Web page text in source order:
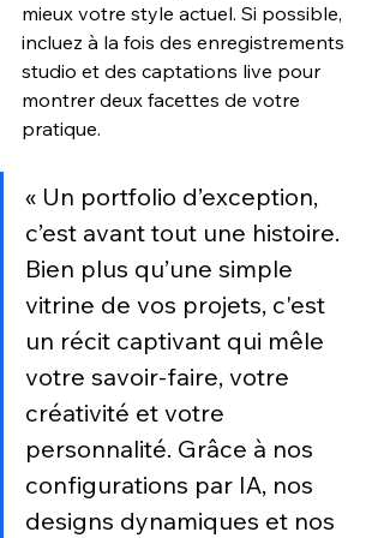
mieux votre style actuel. Si possible,
incluez à la fois des enregistrements
studio et des captations live pour
montrer deux facettes de votre
pratique.
« Un portfolio d’exception,
c’est avant tout une histoire.
Bien plus qu’une simple
vitrine de vos projets, c'est
un récit captivant qui mêle
votre savoir-faire, votre
créativité et votre
personnalité. Grâce à nos
configurations par IA, nos
designs dynamiques et nos